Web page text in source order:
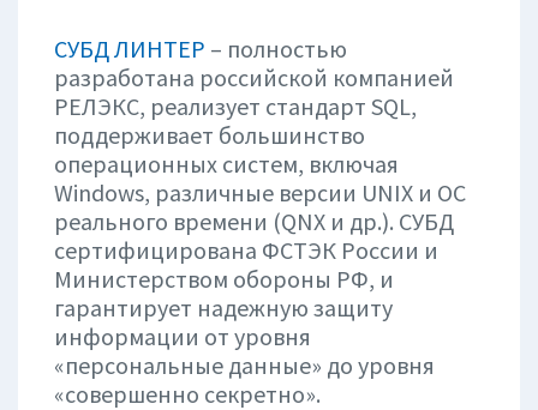
СУБД ЛИНТЕР – полностью
разработана российской компанией
РЕЛЭКС, реализует стандарт SQL,
поддерживает большинство
операционных систем, включая
Windows, различные версии UNIX и ОС
реального времени (QNX и др.). СУБД
сертифицирована ФСТЭК России и
Министерством обороны РФ, и
гарантирует надежную защиту
информации от уровня
«персональные данные» до уровня
«совершенно секретно».